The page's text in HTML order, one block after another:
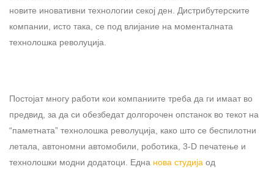
новите иновативни технологии секој ден. Дистрибутерските
компании, исто така, се под влијание на моменталната
технолошка револуција.
Постојат многу работи кои компаниите треба да ги имаат во
предвид, за да си обезбедат долгорочен опстанок во текот на
“паметната” технолошка револуција, како што се беспилотни
летала, автономни автомобили, роботика, 3-D печатење и
технолошки модни додатоци. Една нова студија од